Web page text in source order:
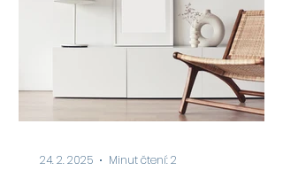
24. 2. 2025 Minut čtení: 2